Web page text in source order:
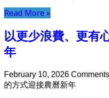
Read More »
以更少浪費、更有
年
February 10, 2026
的方式迎接農曆新年